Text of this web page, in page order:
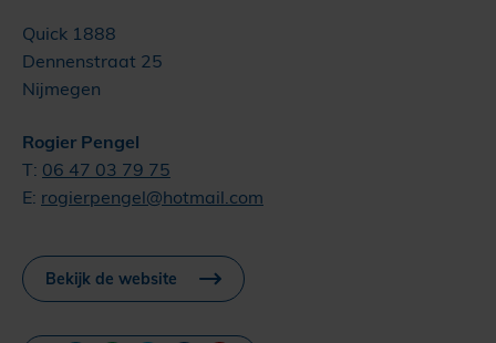
Quick 1888
Dennenstraat 25
Nijmegen
Rogier Pengel
T: 06 47 03 79 75
E: rogierpengel@hotmail.com
Bekijk de website